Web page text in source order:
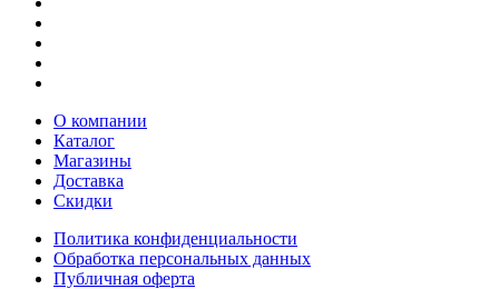
О компании
Каталог
Магазины
Доставка
Скидки
Политика конфиденциальности
Обработка персональных данных
Публичная оферта